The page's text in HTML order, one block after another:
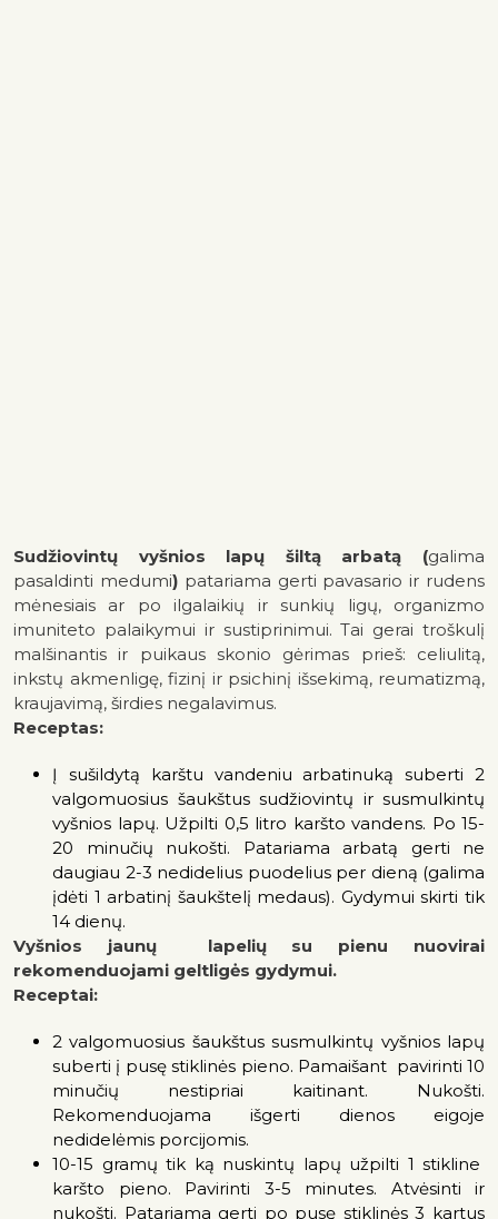
Sudžiovintų vyšnios lapų šiltą arbatą (galima
pasaldinti medumi) patariama gerti pavasario ir rudens
mėnesiais ar po ilgalaikių ir sunkių ligų, organizmo
imuniteto palaikymui ir sustiprinimui. Tai gerai troškulį
malšinantis ir puikaus skonio gėrimas prieš: celiulitą,
inkstų akmenligę, fizinį ir psichinį išsekimą, reumatizmą,
kraujavimą, širdies negalavimus.
Receptas:
Į sušildytą karštu vandeniu arbatinuką suberti 2
valgomuosius šaukštus sudžiovintų ir susmulkintų
vyšnios lapų. Užpilti 0,5 litro karšto vandens. Po 15-
20 minučių nukošti. Patariama arbatą gerti ne
daugiau 2-3 nedidelius puodelius per dieną (galima
įdėti 1 arbatinį šaukštelį medaus). Gydymui skirti tik
14 dienų.
Vyšnios jaunų lapelių su pienu nuovirai
rekomenduojami geltligės gydymui.
Receptai:
2 valgomuosius šaukštus susmulkintų vyšnios lapų
suberti į pusę stiklinės pieno. Pamaišant pavirinti 10
minučių nestipriai kaitinant. Nukošti.
Rekomenduojama išgerti dienos eigoje
nedidelėmis porcijomis.
10-15 gramų tik ką nuskintų lapų užpilti 1 stikline
karšto pieno. Pavirinti 3-5 minutes. Atvėsinti ir
nukošti. Patariama gerti po pusę stiklinės 3 kartus